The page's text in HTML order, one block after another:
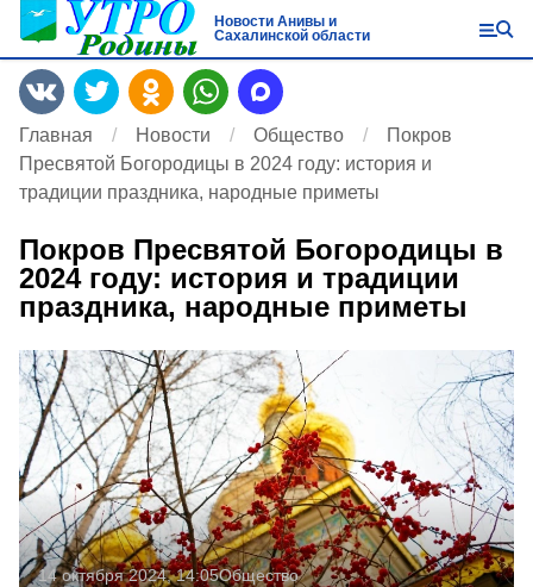
Новости Анивы и
Сахалинской области
Главная Новости Общество
Покров
Пресвятой Богородицы в 2024 году: история и
традиции праздника, народные приметы
Покров Пресвятой Богородицы в
2024 году: история и традиции
праздника, народные приметы
14 октября 2024, 14:05Общество